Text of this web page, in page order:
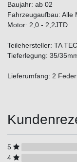
Baujahr: ab 02
Fahrzeugaufbau: Alle
Motor: 2,0 - 2,2JTD
Teilehersteller: TA
Tieferlegung: 35/
Lieferumfang: 2
5
4